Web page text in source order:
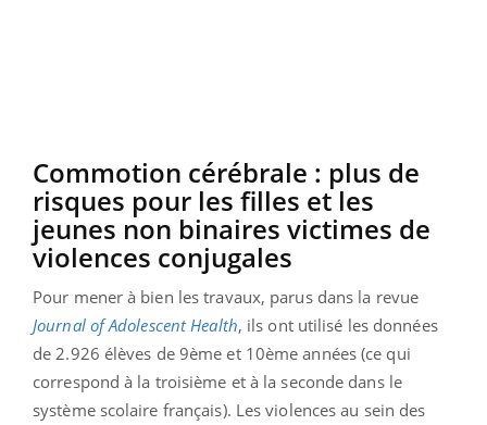
Commotion cérébrale : plus de
risques pour les filles et les
jeunes non binaires victimes de
violences conjugales
Pour mener à bien les travaux, parus dans la revue
Journal of Adolescent Health, ils ont utilisé les données
de 2.926 élèves de 9ème et 10ème années (ce qui
correspond à la troisième et à la seconde dans le
système scolaire français). Les violences au sein des